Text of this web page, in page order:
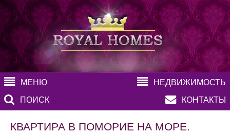
МЕНЮ
НЕДВИЖИМОСТЬ
ПОИСК
КОНТАКТЫ
КВАРТИРА В ПОМОРИЕ НА МОРЕ.